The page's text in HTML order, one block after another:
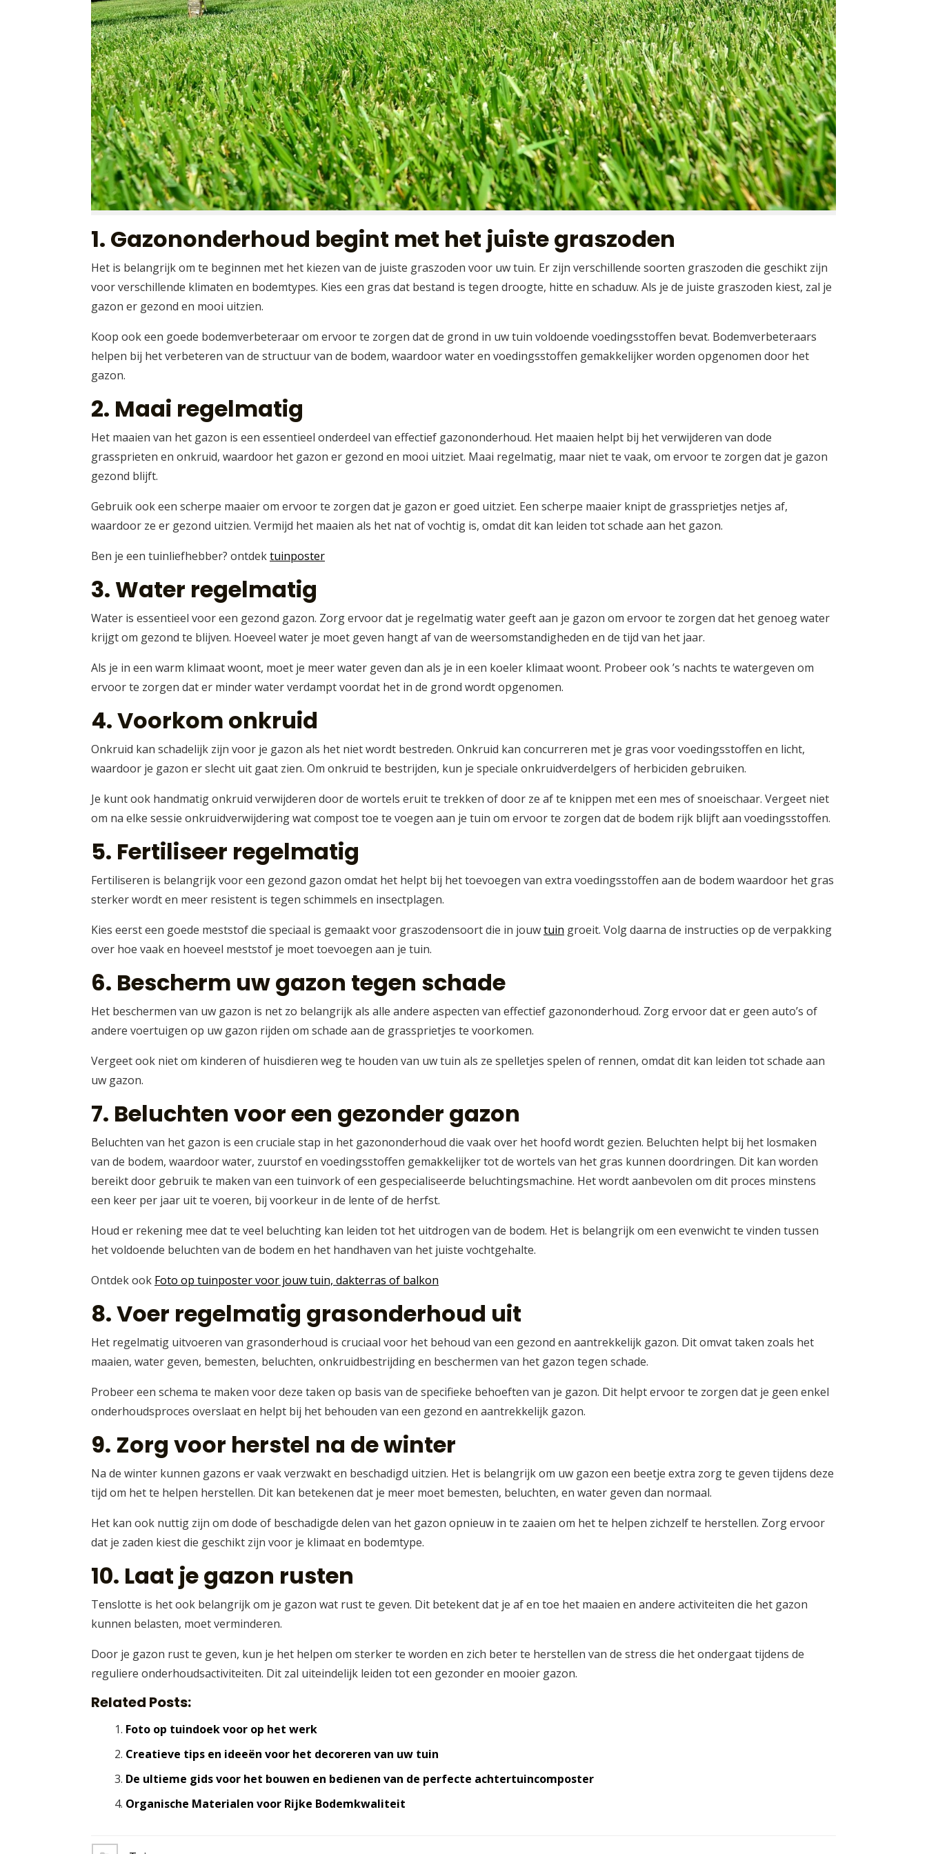
1. Gazononderhoud begint met het juiste graszoden
Het is belangrijk om te beginnen met het kiezen van de juiste graszoden voor uw tuin. Er zijn verschillende soorten graszoden die geschikt zijn
voor verschillende klimaten en bodemtypes. Kies een gras dat bestand is tegen droogte, hitte en schaduw. Als je de juiste graszoden kiest, zal je
gazon er gezond en mooi uitzien.
Koop ook een goede bodemverbeteraar om ervoor te zorgen dat de grond in uw tuin voldoende voedingsstoffen bevat. Bodemverbeteraars
helpen bij het verbeteren van de structuur van de bodem, waardoor water en voedingsstoffen gemakkelijker worden opgenomen door het
gazon.
2. Maai regelmatig
Het maaien van het gazon is een essentieel onderdeel van effectief gazononderhoud. Het maaien helpt bij het verwijderen van dode
grassprieten en onkruid, waardoor het gazon er gezond en mooi uitziet. Maai regelmatig, maar niet te vaak, om ervoor te zorgen dat je gazon
gezond blijft.
Gebruik ook een scherpe maaier om ervoor te zorgen dat je gazon er goed uitziet. Een scherpe maaier knipt de grassprietjes netjes af,
waardoor ze er gezond uitzien. Vermijd het maaien als het nat of vochtig is, omdat dit kan leiden tot schade aan het gazon.
Ben je een tuinliefhebber? ontdektuinposter
3. Water regelmatig
Water is essentieel voor een gezond gazon. Zorg ervoor dat je regelmatig water geeft aan je gazon om ervoor te zorgen dat het genoeg water
krijgt om gezond te blijven. Hoeveel water je moet geven hangt af van de weersomstandigheden en de tijd van het jaar.
Als je in een warm klimaat woont, moet je meer water geven dan als je in een koeler klimaat woont. Probeer ook ’s nachts te watergeven om
ervoor te zorgen dat er minder water verdampt voordat het in de grond wordt opgenomen.
4. Voorkom onkruid
Onkruid kan schadelijk zijn voor je gazon als het niet wordt bestreden. Onkruid kan concurreren met je gras voor voedingsstoffen en licht,
waardoor je gazon er slecht uit gaat zien. Om onkruid te bestrijden, kun je speciale onkruidverdelgers of herbiciden gebruiken.
Je kunt ook handmatig onkruid verwijderen door de wortels eruit te trekken of door ze af te knippen met een mes of snoeischaar. Vergeet niet
om na elke sessie onkruidverwijdering wat compost toe te voegen aan je tuin om ervoor te zorgen dat de bodem rijk blijft aan voedingsstoffen.
5. Fertiliseer regelmatig
Fertiliseren is belangrijk voor een gezond gazon omdat het helpt bij het toevoegen van extra voedingsstoffen aan de bodem waardoor het gras
sterker wordt en meer resistent is tegen schimmels en insectplagen.
Kies eerst een goede meststof die speciaal is gemaakt voor graszodensoort die in jouwtuin groeit. Volg daarna de instructies op de verpakking
over hoe vaak en hoeveel meststof je moet toevoegen aan je tuin.
6. Bescherm uw gazon tegen schade
Het beschermen van uw gazon is net zo belangrijk als alle andere aspecten van effectief gazononderhoud. Zorg ervoor dat er geen auto’s of
andere voertuigen op uw gazon rijden om schade aan de grassprietjes te voorkomen.
Vergeet ook niet om kinderen of huisdieren weg te houden van uw tuin als ze spelletjes spelen of rennen, omdat dit kan leiden tot schade aan
uw gazon.
7. Beluchten voor een gezonder gazon
Beluchten van het gazon is een cruciale stap in het gazononderhoud die vaak over het hoofd wordt gezien. Beluchten helpt bij het losmaken
van de bodem, waardoor water, zuurstof en voedingsstoffen gemakkelijker tot de wortels van het gras kunnen doordringen. Dit kan worden
bereikt door gebruik te maken van een tuinvork of een gespecialiseerde beluchtingsmachine. Het wordt aanbevolen om dit proces minstens
een keer per jaar uit te voeren, bij voorkeur in de lente of de herfst.
Houd er rekening mee dat te veel beluchting kan leiden tot het uitdrogen van de bodem. Het is belangrijk om een evenwicht te vinden tussen
het voldoende beluchten van de bodem en het handhaven van het juiste vochtgehalte.
Ontdek ook Foto op tuinposter voor jouw tuin, dakterras of balkon
8. Voer regelmatig grasonderhoud uit
Het regelmatig uitvoeren van grasonderhoud is cruciaal voor het behoud van een gezond en aantrekkelijk gazon. Dit omvat taken zoals het
maaien, water geven, bemesten, beluchten, onkruidbestrijding en beschermen van het gazon tegen schade.
Probeer een schema te maken voor deze taken op basis van de specifieke behoeften van je gazon. Dit helpt ervoor te zorgen dat je geen enkel
onderhoudsproces overslaat en helpt bij het behouden van een gezond en aantrekkelijk gazon.
9. Zorg voor herstel na de winter
Na de winter kunnen gazons er vaak verzwakt en beschadigd uitzien. Het is belangrijk om uw gazon een beetje extra zorg te geven tijdens deze
tijd om het te helpen herstellen. Dit kan betekenen dat je meer moet bemesten, beluchten, en water geven dan normaal.
Het kan ook nuttig zijn om dode of beschadigde delen van het gazon opnieuw in te zaaien om het te helpen zichzelf te herstellen. Zorg ervoor
dat je zaden kiest die geschikt zijn voor je klimaat en bodemtype.
10. Laat je gazon rusten
Tenslotte is het ook belangrijk om je gazon wat rust te geven. Dit betekent dat je af en toe het maaien en andere activiteiten die het gazon
kunnen belasten, moet verminderen.
Door je gazon rust te geven, kun je het helpen om sterker te worden en zich beter te herstellen van de stress die het ondergaat tijdens de
reguliere onderhoudsactiviteiten. Dit zal uiteindelijk leiden tot een gezonder en mooier gazon.
Related Posts:
Foto op tuindoek voor op het werk
Creatieve tips en ideeën voor het decoreren van uw tuin
De ultieme gids voor het bouwen en bedienen van de perfecte achtertuincomposter
Organische Materialen voor Rijke Bodemkwaliteit